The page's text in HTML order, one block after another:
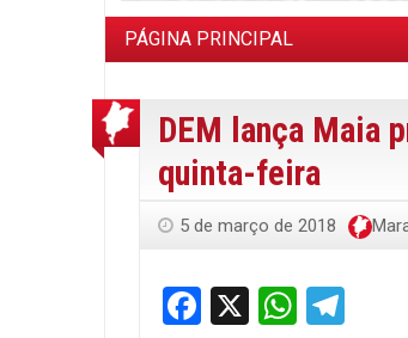
PÁGINA PRINCIPAL
DEM lança Maia
quinta-feira
5 de março de 2018
Facebook
X